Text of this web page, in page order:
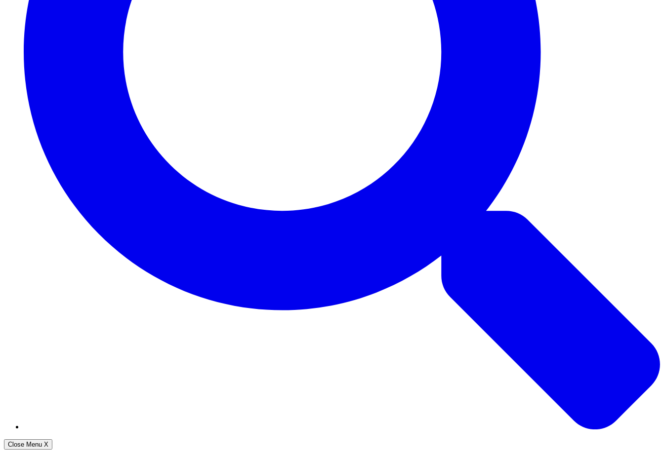
Close Menu X